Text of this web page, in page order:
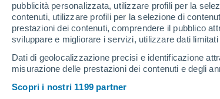
pubblicità personalizzata, utilizzare profili per la
contenuti, utilizzare profili per la selezione di
prestazioni dei contenuti, comprendere il pubblico
sviluppare e migliorare i servizi, utilizzare dati
Dati di geolocalizzazione precisi e identificazione
misurazione delle prestazioni dei contenuti e degli
Scopri i nostri 1199 partner
Cachoeiras De Macacu
Casimiro De Abreu
Coelho Da Rocha